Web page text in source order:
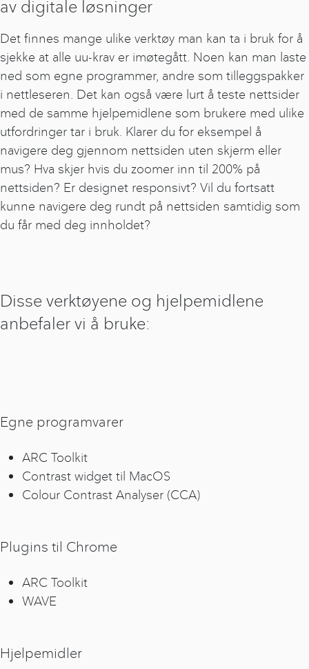
av digitale løsninger
Det finnes mange ulike verktøy man kan ta i bruk for å
sjekke at alle uu-krav er imøtegått. Noen kan man laste
ned som egne programmer, andre som tilleggspakker
i nettleseren. Det kan også være lurt å teste nettsider
med de samme hjelpemidlene som brukere med ulike
utfordringer tar i bruk. Klarer du for eksempel å
navigere deg gjennom nettsiden uten skjerm eller
mus? Hva skjer hvis du zoomer inn til 200% på
nettsiden? Er designet responsivt? Vil du fortsatt
kunne navigere deg rundt på nettsiden samtidig som
du får med deg innholdet?
Disse verktøyene og hjelpemidlene
anbefaler vi å bruke:
Egne programvarer
ARC Toolkit
Contrast widget til MacOS
Colour Contrast Analyser (CCA)
Plugins til Chrome
ARC Toolkit
WAVE
Hjelpemidler